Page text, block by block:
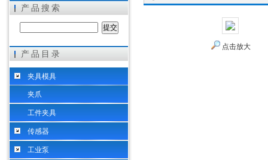
希而科工业控制设备（上海）有限公司
产品搜索
产品目录
夹具模具
夹爪
工件夹具
传感器
工业泵
点击放大